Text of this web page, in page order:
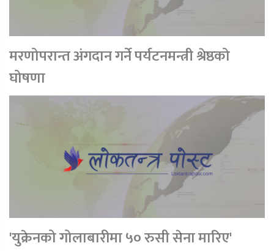
मरणोपरान्त अंगदान गर्ने पर्यटनमन्त्री श्रेष्ठको
घोषणा
'युक्रेनको गोलाबारीमा ५० रुसी सेना मारिए'